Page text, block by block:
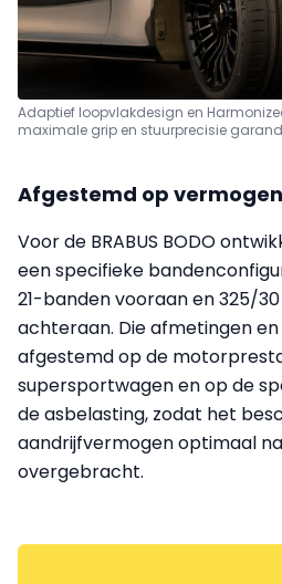
Adaptief loopvlakdesign en
maximale grip en stuurprecisie
Afgestemd op
Voor de BRABUS BODO
een specifieke
21-banden vooraan en 325/30
achteraan. Die afmetingen
afgestemd op de
supersportwagen en op de
de asbelasting, zodat het
aandrijfvermogen optimaal
overgebracht.